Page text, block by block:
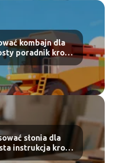
kombajn dla
poradnik krok
po kroku
słonia dla
instrukcja krok
po kroku